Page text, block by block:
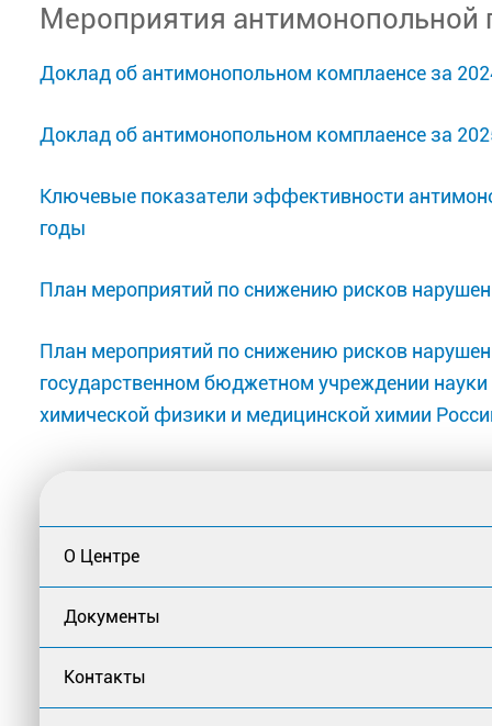
Мероприятия антимонопольной
Доклад об антимонопольном комплаенсе за
Доклад об антимонопольном комплаенсе за
Ключевые показатели эффективности
годы
План мероприятий по снижению рисков
План мероприятий по снижению рисков
государственном бюджетном учреждении
химической физики и медицинской химии
О Центре
Документы
Контакты